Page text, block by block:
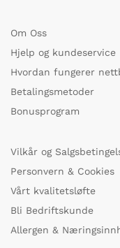
Om Oss
Hjelp og kundeservice
Hvordan fungerer
Betalingsmetoder
Bonusprogram
Vilkår og
Personvern & Cookies
Vårt kvalitetsløfte
Bli Bedriftskunde
Allergen &